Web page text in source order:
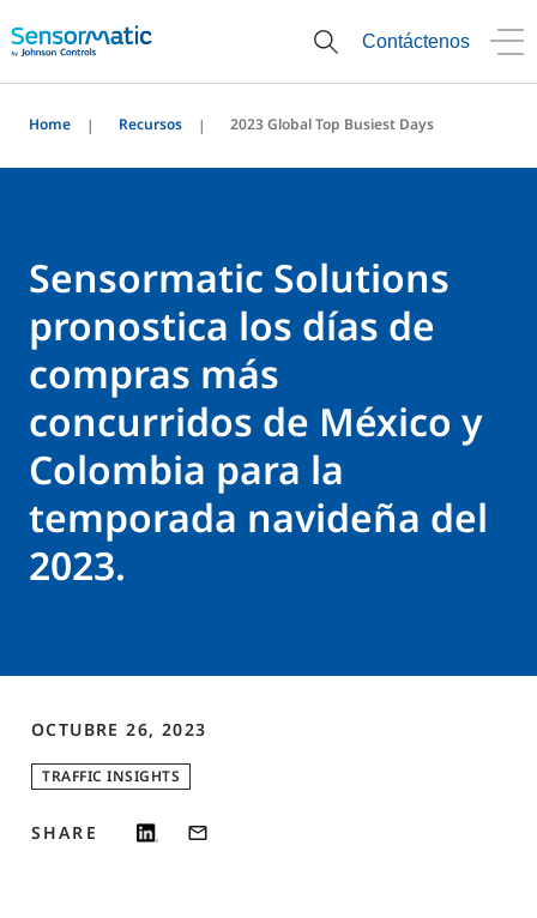
Contáctenos
Home Recursos 2023 Global Top Busiest Days
Sensormatic Solutions
pronostica los días de
compras más
concurridos de México y
Colombia para la
temporada navideña del
2023.
OCTUBRE 26, 2023
TRAFFIC INSIGHTS
SHARE